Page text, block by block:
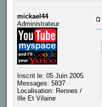
mickael44
Administrateur
Inscrit le: 05 Juin 2005
Messages: 5837
Localisation: Rennes /
Ille Et Vilaine